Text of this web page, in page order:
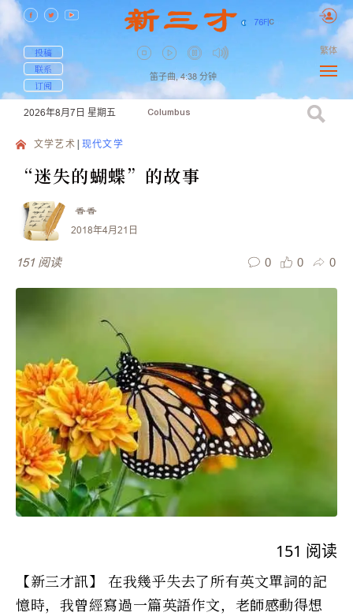
76F| C
投稿
联系
订阅
笛子曲, 4:38 分钟
繁体
2026年8月7日 星期五 Columbus
文学艺术 现代文学
“迷失的蝴蝶”的故事
香香
2018年4月21日
151 阅读 0 0 0
151 阅读
【新三才訊】 在我幾乎失去了所有英文單詞的記
憶時，我曾經寫過一篇英語作文，老師感動得想